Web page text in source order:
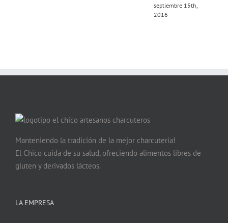
septiembre 15th,
2016
Manteniendo la tradición de la mejor charcutería!
El Chico cuida de su salud, ofreciendo alimentos libres de
gluten y derivados lácteos.
LA EMPRESA